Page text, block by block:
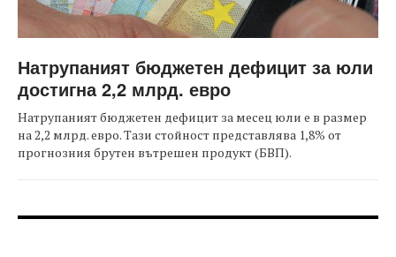
Натрупаният бюджетен дефицит за юли
достигна 2,2 млрд. евро
Натрупаният бюджетен дефицит за месец юли е в размер
на 2,2 млрд. евро. Тази стойност представлява 1,8% от
прогнозния брутен вътрешен продукт (БВП).